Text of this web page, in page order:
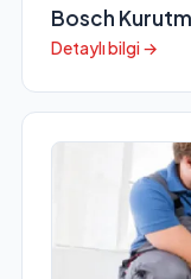
Bosch
Detaylı bilgi →